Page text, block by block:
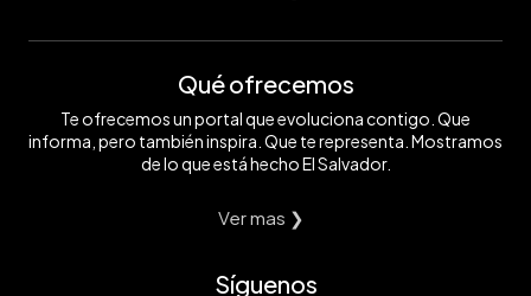
Qué ofrecemos
Te ofrecemos un portal que evoluciona contigo. Que
informa, pero también inspira. Que te representa. Mostramos
de lo que está hecho El Salvador.
Ver mas ❯
Síguenos